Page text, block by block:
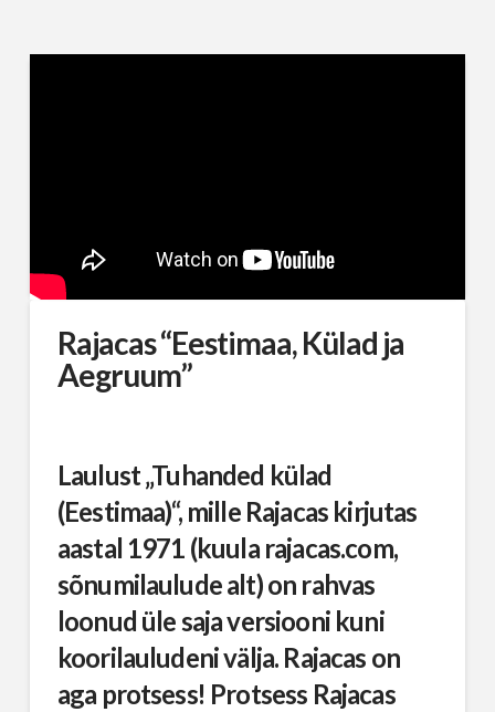
Rajacas “Eestimaa, Külad ja
Aegruum”
Laulust „Tuhanded külad
(Eestimaa)“, mille Rajacas kirjutas
aastal 1971 (kuula rajacas.com,
sõnumilaulude alt) on rahvas
loonud üle saja versiooni kuni
koorilauludeni välja. Rajacas on
aga protsess! Protsess Rajacas